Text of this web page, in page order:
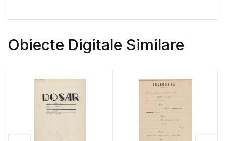
Obiecte Digitale Similare